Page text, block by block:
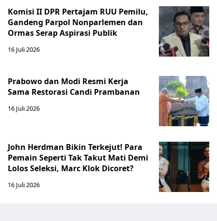
Komisi II DPR Pertajam RUU Pemilu,
Gandeng Parpol Nonparlemen dan
Ormas Serap Aspirasi Publik
16 Juli 2026
Prabowo dan Modi Resmi Kerja
Sama Restorasi Candi Prambanan
16 Juli 2026
John Herdman Bikin Terkejut! Para
Pemain Seperti Tak Takut Mati Demi
Lolos Seleksi, Marc Klok Dicoret?
16 Juli 2026